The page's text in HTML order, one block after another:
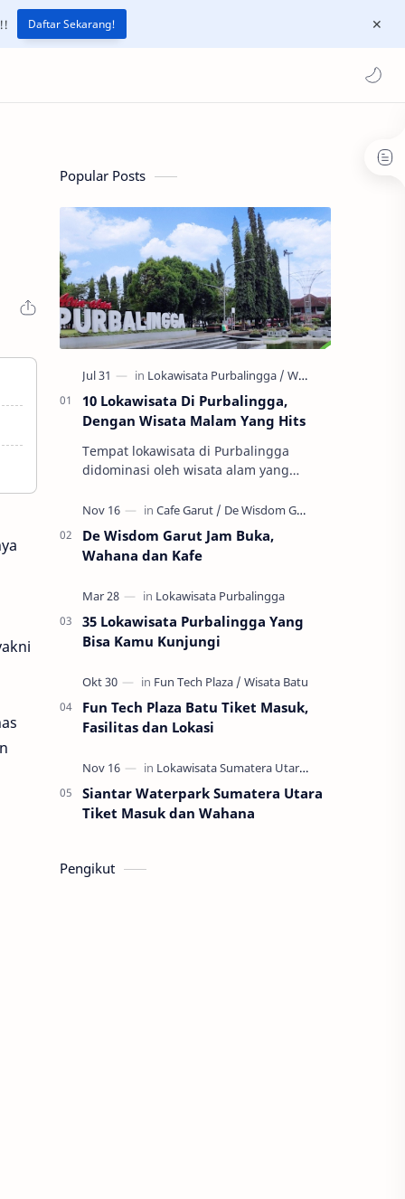
Daftar Sekarang!
Popular Posts
10 Lokawisata Di Purbalingga,
Dengan Wisata Malam Yang Hits
Tempat lokawisata di Purbalingga
didominasi oleh wisata alam yang
wisata kekinian. Sehingga wisata
Purbalingga l…
De Wisdom Garut Jam Buka,
Wahana dan Kafe
35 Lokawisata Purbalingga Yang
Bisa Kamu Kunjungi
Fun Tech Plaza Batu Tiket Masuk,
Fasilitas dan Lokasi
Siantar Waterpark Sumatera Utara
Tiket Masuk dan Wahana
Pengikut